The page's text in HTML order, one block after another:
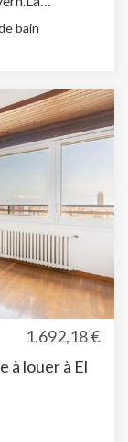
armoires
bain
1.692,18 €
à louer à El